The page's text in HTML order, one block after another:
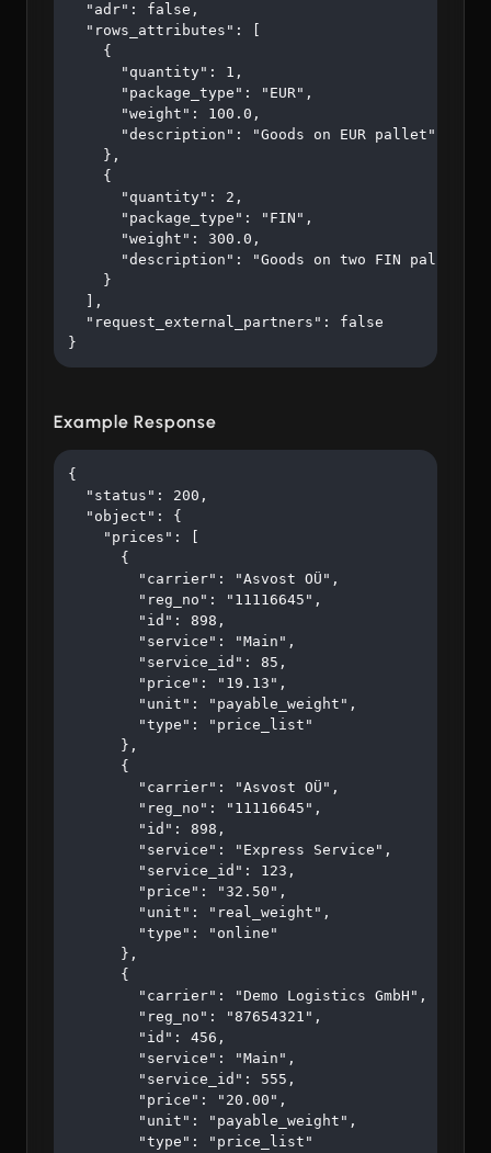
  "adr": false,
  "rows_attributes": [
    {
      "quantity": 1,
      "package_type": "EUR",
      "weight": 100.0,
      "description": "Goods on EUR pallet"
    },
    {
      "quantity": 2,
      "package_type": "FIN",
      "weight": 300.0,
      "description": "Goods on two FIN pallets"
    }
  ],
  "request_external_partners": false
}
Example Response
{
  "status": 200,
  "object": {
    "prices": [
      {
        "carrier": "Asvost OÜ",
        "reg_no": "11116645",
        "id": 898,
        "service": "Main",
        "service_id": 85,
        "price": "19.13",
        "unit": "payable_weight",
        "type": "price_list"
      },
      {
        "carrier": "Asvost OÜ",
        "reg_no": "11116645",
        "id": 898,
        "service": "Express Service",
        "service_id": 123,
        "price": "32.50",
        "unit": "real_weight",
        "type": "online"
      },
      {
        "carrier": "Demo Logistics GmbH",
        "reg_no": "87654321",
        "id": 456,
        "service": "Main",
        "service_id": 555,
        "price": "20.00",
        "unit": "payable_weight",
        "type": "price_list"